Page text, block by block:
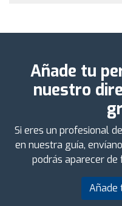
Añade tu
nuestro
Si eres un profesional
en nuestra guía,
podrás aparecer
Añade